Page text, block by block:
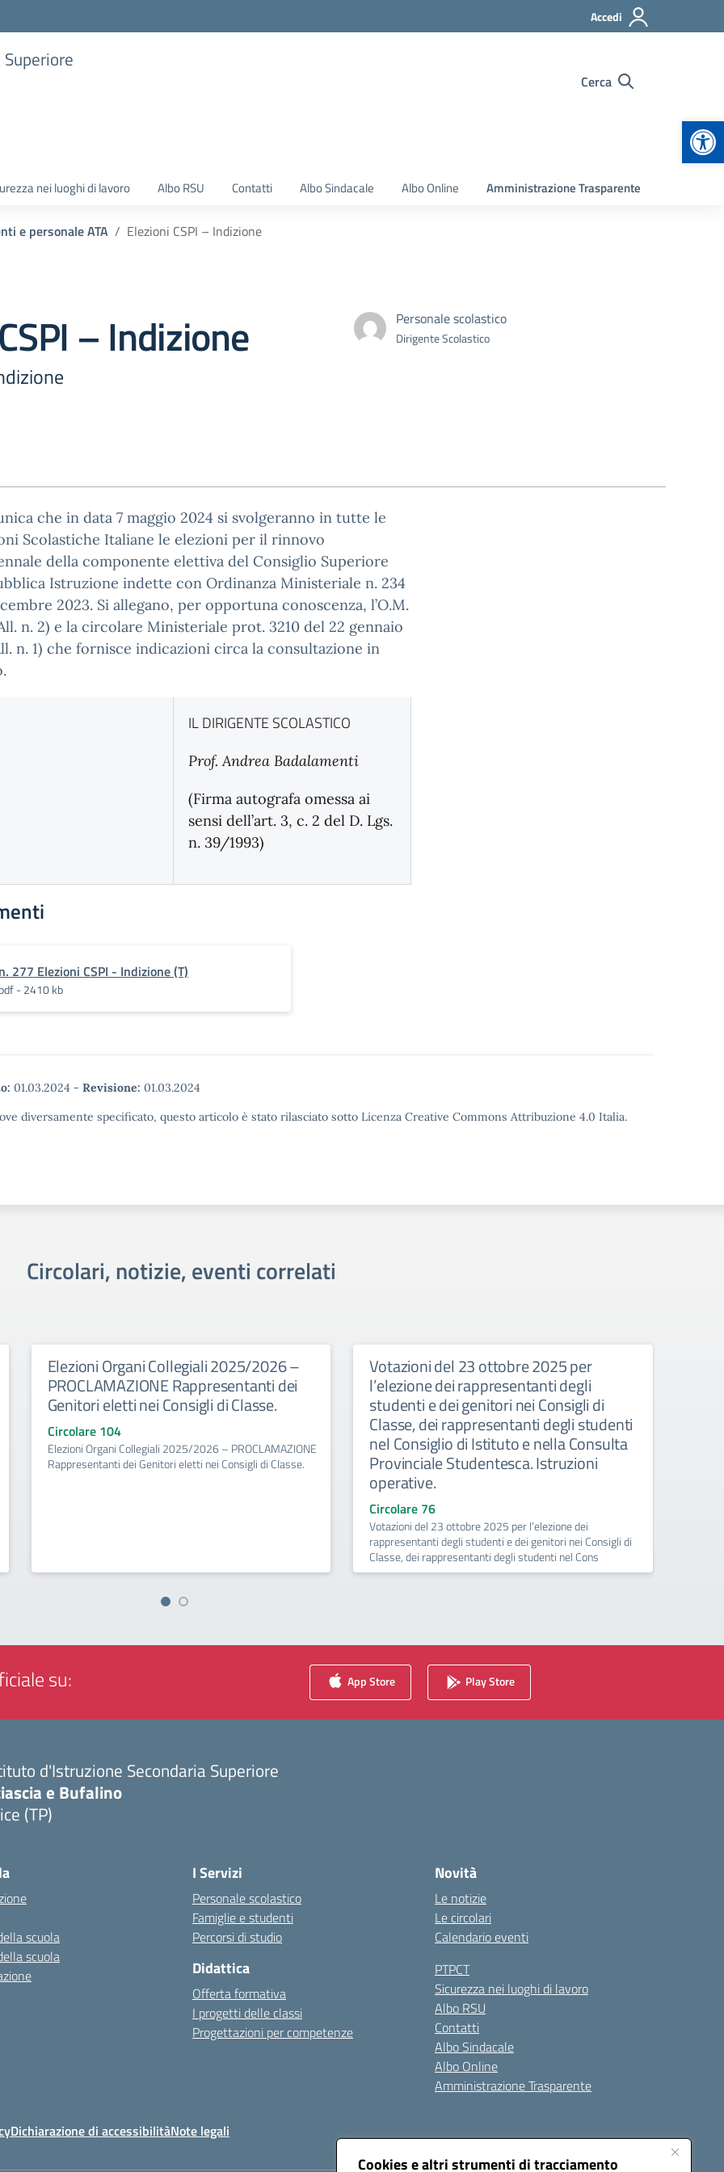
Cookies e altri strumenti di tracciamento
Accedi
Cerca
nei luoghi di lavoro Albo RSU Contatti Albo Sindacale Albo Online Amministrazione Trasparente
e personale ATA Elezioni CSPI – Indizione
– Indizione Personale scolastico
Dirigente Scolastico
che in data 7 maggio 2024 si svolgeranno in tutte le
Scolastiche Italiane le elezioni per il rinnovo
della componente elettiva del Consiglio Superiore
Istruzione indette con Ordinanza Ministeriale n. 234
2023. Si allegano, per opportuna conoscenza, l’O.M.
n. 2) e la circolare Ministeriale prot. 3210 del 22 gennaio
n. 1) che fornisce indicazioni circa la consultazione in
IL DIRIGENTE SCOLASTICO
Prof. Andrea Badalamenti
(Firma autografa omessa ai
sensi dell’art. 3, c. 2 del D. Lgs.
n. 39/1993)
277 Elezioni CSPI - Indizione (T)
- 2410 kb
01.03.2024 - Revisione: 01.03.2024
diversamente specificato, questo articolo è stato rilasciato sotto Licenza Creative Commons Attribuzione 4.0 Italia.
Circolari, notizie, eventi correlati
Elezioni Organi Collegiali 2025/2026 –
PROCLAMAZIONE Rappresentanti dei
Genitori eletti nei Consigli di Classe.
Circolare 104
Elezioni Organi Collegiali 2025/2026 – PROCLAMAZIONE
Rappresentanti dei Genitori eletti nei Consigli di Classe.
Votazioni del 23 ottobre 2025 per
l’elezione dei rappresentanti degli
studenti e dei genitori nei Consigli di
Classe, dei rappresentanti degli studenti
nel Consiglio di Istituto e nella Consulta
Provinciale Studentesca. Istruzioni
operative.
Circolare 76
Votazioni del 23 ottobre 2025 per l’elezione dei
rappresentanti degli studenti e dei genitori nei Consigli di
Classe, dei rappresentanti degli studenti nel Cons
su: App Store Play Store
d'Istruzione Secondaria Superiore
e Bufalino
(TP)
scuola
scuola
I Servizi
Personale scolastico
Famiglie e studenti
Percorsi di studio
Didattica
Offerta formativa
I progetti delle classi
Progettazioni per competenze
Novità
Le notizie
Le circolari
Calendario eventi
PTPCT
Sicurezza nei luoghi di lavoro
Albo RSU
Contatti
Albo Sindacale
Albo Online
Amministrazione Trasparente
Dichiarazione di accessibilitàNote legali